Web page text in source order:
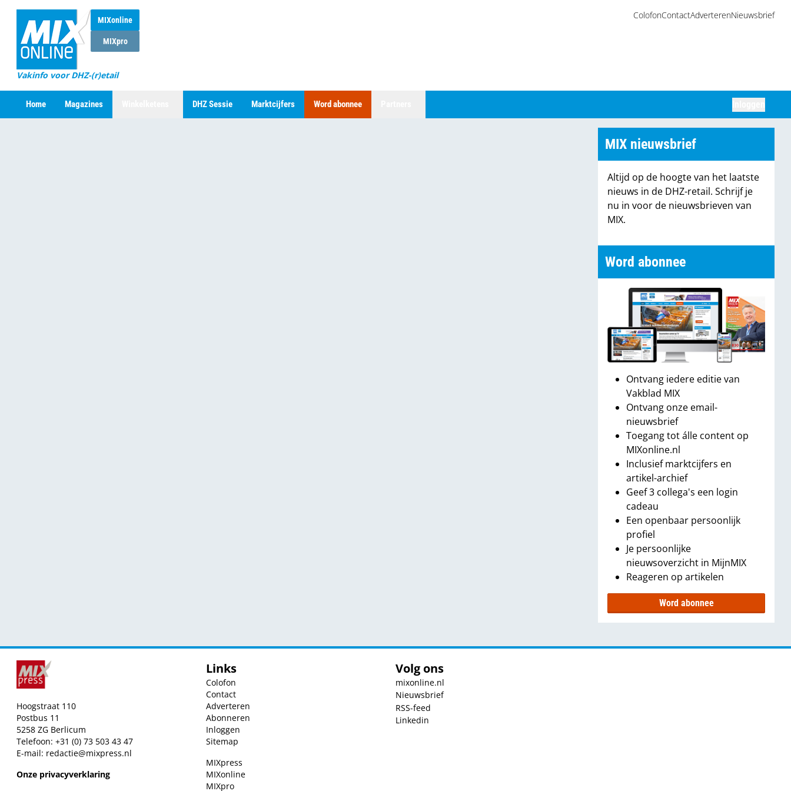
MIXonline
MIXpro
Vakinfo voor DHZ-(r)etail
ColofonContactAdverterenNieuwsbrief
Home Magazines DHZ Sessie Marktcijfers Word abonnee
MIX nieuwsbrief
Altijd op de hoogte van het laatste
nieuws in de DHZ-retail. Schrijf je
nu in voor de nieuwsbrieven van
MIX.
Word abonnee
Ontvang iedere editie van
Vakblad MIX
Ontvang onze email-
nieuwsbrief
Toegang tot álle content op
MIXonline.nl
Inclusief marktcijfers en
artikel-archief
Geef 3 collega's een login
cadeau
Een openbaar persoonlijk
profiel
Je persoonlijke
nieuwsoverzicht in MijnMIX
Reageren op artikelen
Word abonnee
Hoogstraat 110
Postbus 11
5258 ZG Berlicum
Telefoon: +31 (0) 73 503 43 47
E-mail: redactie@mixpress.nl
Onze privacyverklaring
Links
Colofon
Contact
Adverteren
Abonneren
Inloggen
Sitemap
MIXpress
MIXonline
MIXpro
Volg ons
mixonline.nl
Nieuwsbrief
RSS-feed
Linkedin